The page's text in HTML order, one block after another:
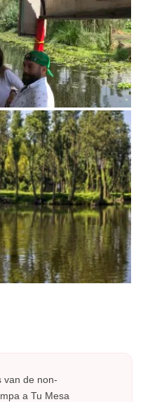
van de non-
a Tu Mesa